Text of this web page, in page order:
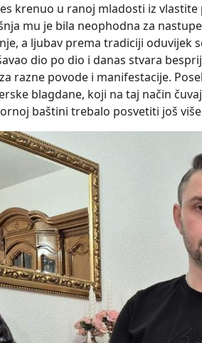
krenuo u ranoj mladosti iz
mu je bila neophodna za
a ljubav prema tradiciji oduvijek
dio po dio i danas stvara
razne povode i manifestacije.
blagdane, koji na taj način
baštini trebalo posvetiti još